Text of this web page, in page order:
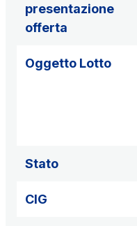
presentazione
offerta
Oggetto Lotto
Stato
CIG